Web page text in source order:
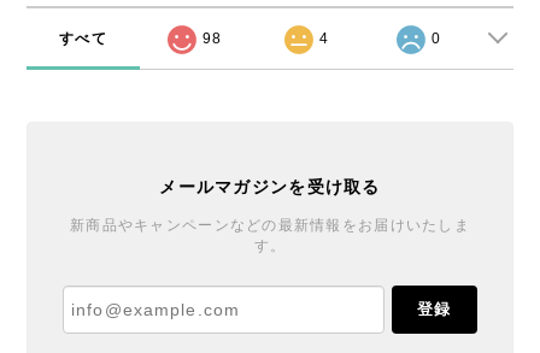
すべて 98 4 0
メールマガジンを受け取る
新商品やキャンペーンなどの最新情報をお届けいたしま
す。
登録